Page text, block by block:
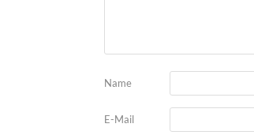
Name
E-Mail